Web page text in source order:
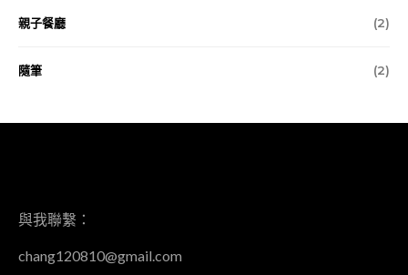
親子餐廳 (2)
隨筆 (2)
與我聯繫：
chang120810@gmail.com